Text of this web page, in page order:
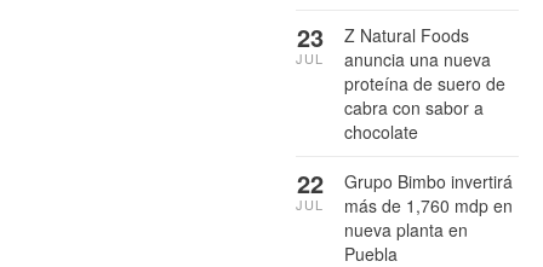
Z Natural Foods
anuncia una nueva
proteína de suero de
cabra con sabor a
chocolate
23
JUL
Grupo Bimbo invertirá
más de 1,760 mdp en
nueva planta en
Puebla
22
JUL